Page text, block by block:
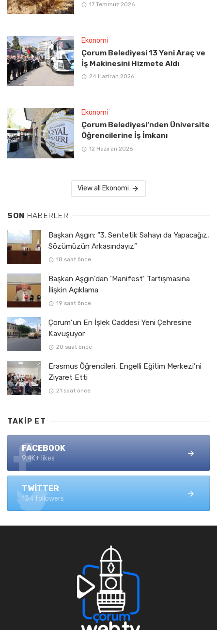
17 Temmuz 2026
Ekonomi
Çorum Belediyesi 13 Yeni Araç ve
İş Makinesini Hizmete Aldı
24 Haziran 2026
Ekonomi
Çorum Belediyesi’nden Üniversite
Öğrencilerine İş İmkanı
12 Haziran 2026
View all Ekonomi
SON HABERLER
Başkan Aşgın: “3. Sentetik Sahayı da Yapacağız,
Sözümüzün Arkasındayız”
18 saat önce
Başkan Aşgın’dan ‘Manifest’ Tartışmasına
İlişkin Açıklama
19 saat önce
Çorum’un En İşlek Caddesi Yeni Çehresine
Kavuşuyor
20 saat önce
Erasmus Öğrencileri, Engelli Eğitim Merkezi’ni
Ziyaret Etti
21 saat önce
TAKIP ET
FACEBOOK
9.4K+ likes
TWITTER
134 followers